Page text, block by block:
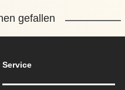
gefallen
Service